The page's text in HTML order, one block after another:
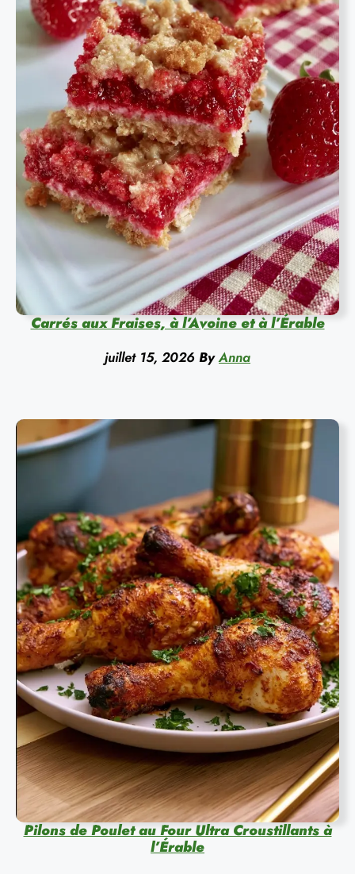
Carrés aux Fraises, à l’Avoine et à l’Érable
juillet 15, 2026 By Anna
Pilons de Poulet au Four Ultra Croustillants à
l’Érable